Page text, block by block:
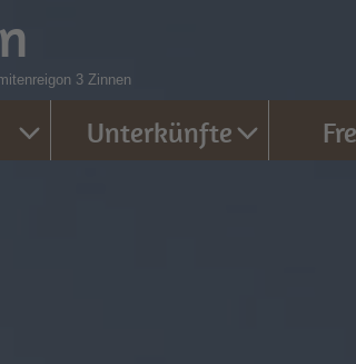
3 Zinnen
Unterkünfte